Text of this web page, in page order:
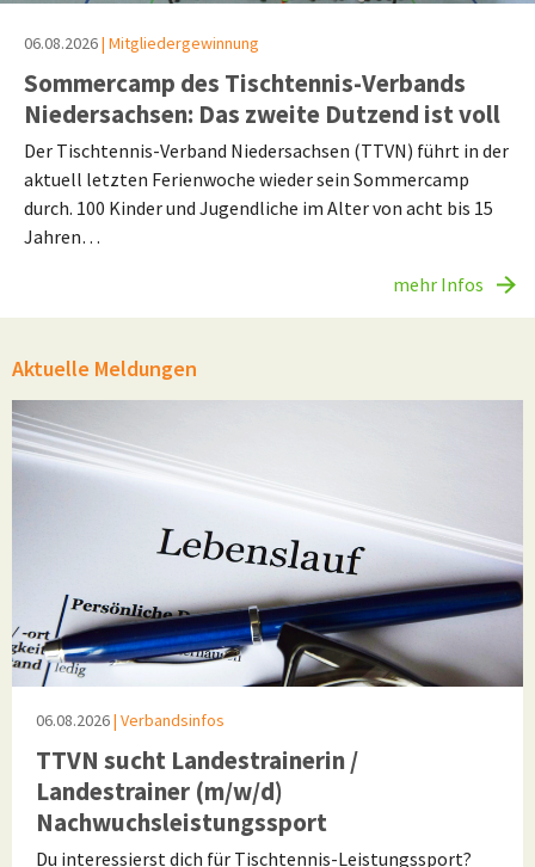
06.08.2026| Mitgliedergewinnung
Sommercamp des Tischtennis-Verbands
Niedersachsen: Das zweite Dutzend ist voll
Der Tischtennis-Verband Niedersachsen (TTVN) führt in der
aktuell letzten Ferienwoche wieder sein Sommercamp
durch. 100 Kinder und Jugendliche im Alter von acht bis 15
Jahren…
mehr Infos
Aktuelle Meldungen
06.08.2026| Verbandsinfos
TTVN sucht Landestrainerin /
Landestrainer (m/w/d)
Nachwuchsleistungssport
Du interessierst dich für Tischtennis-Leistungssport?